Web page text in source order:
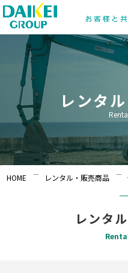
レンタ
HOME レンタル・販売商品
レンタ